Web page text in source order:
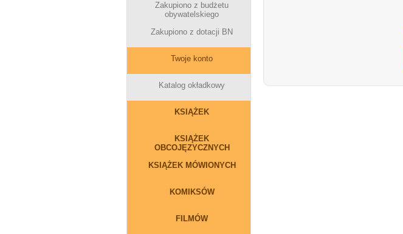
Zakupiono z budżetu
obywatelskiego
Zakupiono z dotacji BN
Twoje konto
Katalog okładkowy
KSIĄŻEK
KSIĄŻEK
OBCOJĘZYCZNYCH
KSIĄŻEK MÓWIONYCH
KOMIKSÓW
FILMÓW